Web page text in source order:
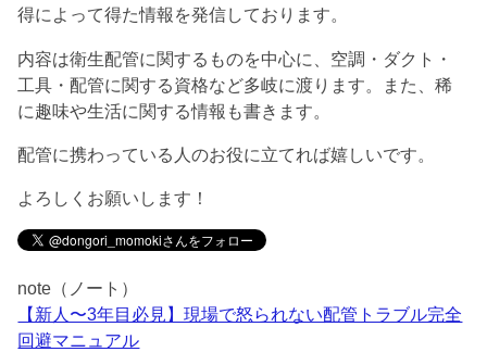
得によって得た情報を発信しております。
内容は衛生配管に関するものを中心に、空調・ダクト・
工具・配管に関する資格など多岐に渡ります。また、稀
に趣味や生活に関する情報も書きます。
配管に携わっている人のお役に立てれば嬉しいです。
よろしくお願いします！
note（ノート）
【新人〜3年目必見】現場で怒られない配管トラブル完全
回避マニュアル